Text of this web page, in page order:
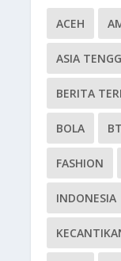
ACEH
ASIA
BERITA
BOLA
FASHION
INDONESIA